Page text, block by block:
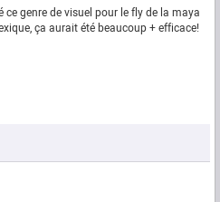
genre de visuel pour le fly de la maya
ça aurait été beaucoup + efficace!